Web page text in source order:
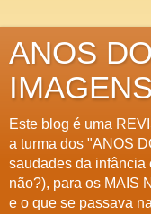
ANOS
Este blog é uma
a turma dos "ANOS
saudades da infância
não?), para os MAIS
e o que se passava